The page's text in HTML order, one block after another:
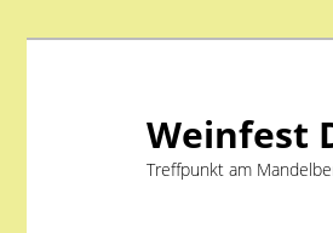
Weinfest
Treffpunkt am